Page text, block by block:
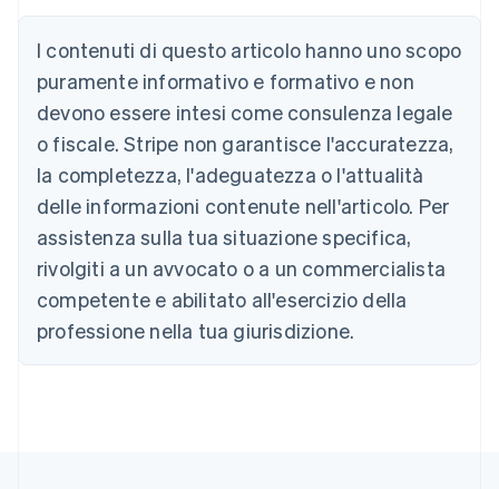
I contenuti di questo articolo hanno uno scopo
puramente informativo e formativo e non
devono essere intesi come consulenza legale
o fiscale. Stripe non garantisce l'accuratezza,
la completezza, l'adeguatezza o l'attualità
delle informazioni contenute nell'articolo. Per
assistenza sulla tua situazione specifica,
rivolgiti a un avvocato o a un commercialista
competente e abilitato all'esercizio della
professione nella tua giurisdizione.
English
Austria
Deutsch English
Belgio
NederlandsFrançaisDeutschEnglish
PortuguêsEnglish
Bulgaria
English
Canada
English Français
Cina continentale
Cipro
English